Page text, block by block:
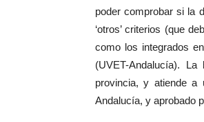
poder comprobar si la
‘otros’ criterios (que
como los integrados
(UVET-Andalucía).
provincia, y atiende a
Andalucía, y aprobado